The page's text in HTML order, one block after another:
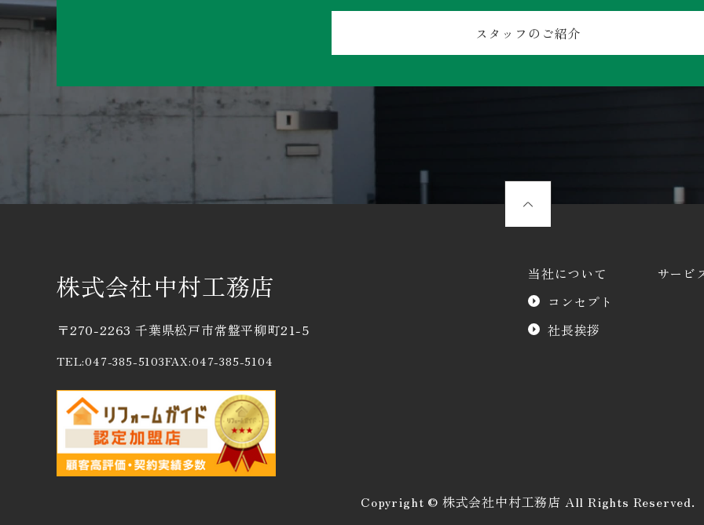
スタッフのご紹介
株式会社中村工務店
〒270-2263 千葉県松戸市常盤平柳町21-5
TEL:047-385-5103FAX:047-385-5104
当社について
コンセプト
社長挨拶
サービ
Copyright © 株式会社中村工務店 All Rights Reserved.